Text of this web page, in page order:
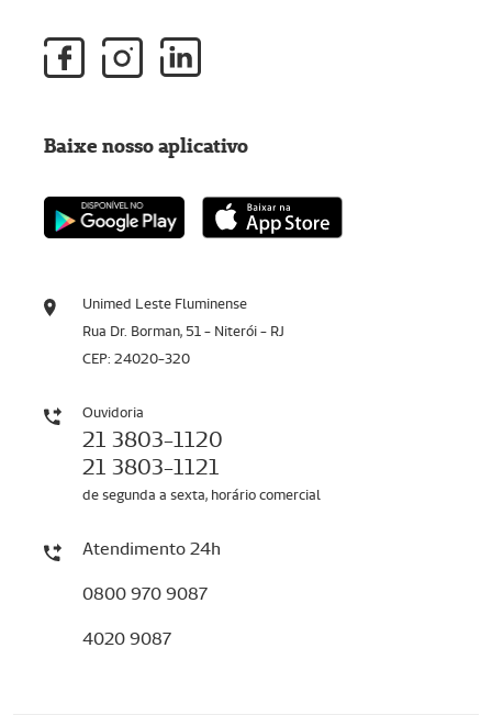
Unimed Leste Fluminense
Rua Dr. Borman, 51 - Niterói - RJ
CEP: 24020-320
Ouvidoria
21 3803-1120
21 3803-1121
de segunda a sexta, horário comercial
Atendimento 24h
0800 970 9087
4020 9087
Baixe nosso aplicativo